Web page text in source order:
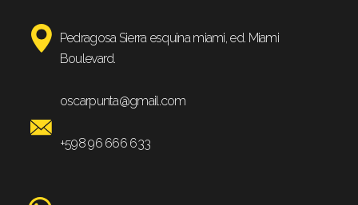
Pedragosa Sierra esquina miami, ed. Miami
Boulevard.
oscarpunta@gmail.com
+598 96 666 633